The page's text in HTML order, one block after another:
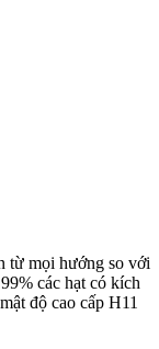
từ mọi hướng so với
các hạt có kích
độ cao cấp H11